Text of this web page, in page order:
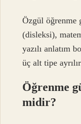
Özgül öğrenme
(disleksi),
yazılı anlatım
üç alt tipe
Öğrenme
midir?